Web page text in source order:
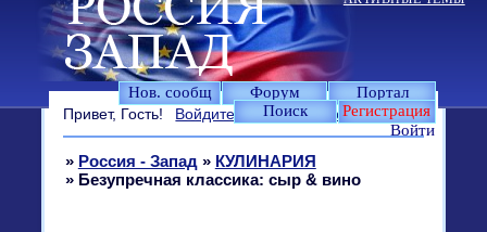
Нов. сообщ Форум
Портал
Поиск
Регистрация
Войти
Привет, Гость! Войдите илизарегистрируйтесь.
» Россия - Запад » КУЛИНАРИЯ
» Безупречная классика: сыр & вино